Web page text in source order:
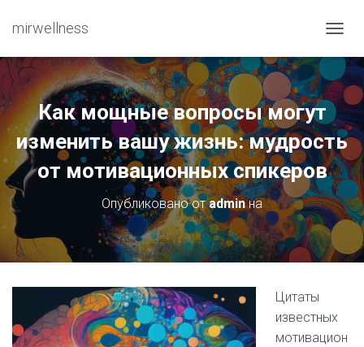
mirwellness
Как мощные вопросы могут
изменить вашу жизнь: мудрость
от мотивационных спикеров
Опубликовано отadminна
Цитаты
известных
мотивацион